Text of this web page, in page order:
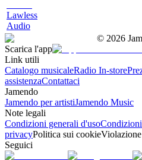
Lawless
Audio
© 2026
Scarica l'app
Link utili
Catalogo musicaleRadio In-store
assistenzaContattaci
Jamendo
Jamendo per artistiJamendo Music
Note legali
Condizioni generali d'uso
privacyPolitica sui cookie
Seguici